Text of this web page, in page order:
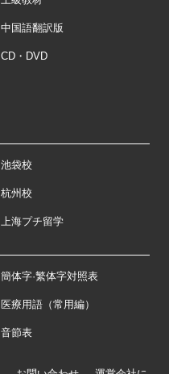
中国語翻訳版
CD・DVD
池袋校
杭州校
上海プチ留学
簡体字·繁体字対照表
医療用語（常用編）
音節表